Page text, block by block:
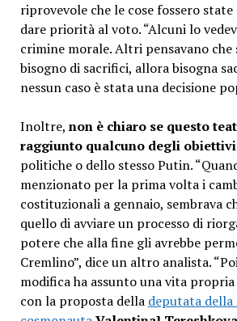
riprovevole che le cose fossero
dare priorità al voto. “Alcuni lo
crimine morale. Altri pensavano che
bisogno di sacrifici, allora bisogna
nessun caso è stata una decisione
Inoltre, non è chiaro se questo
raggiunto qualcuno degli obiettivi
politiche o dello stesso Putin.
menzionato per la prima volta i
costituzionali a gennaio, sembrava
quello di avviare un processo di
potere che alla fine gli avrebbe
Cremlino”, dice un altro analista.
modifica ha assunto una vita
con la proposta della deputata della